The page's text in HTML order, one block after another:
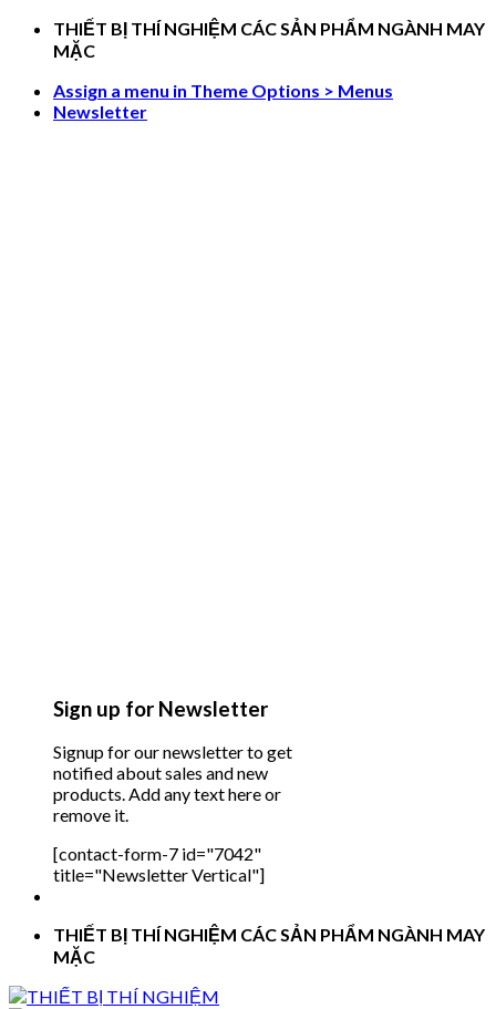
Skip
THIẾT BỊ THÍ NGHIỆM CÁC SẢN PHẨM NGÀNH MAY
MẶC
Assign a menu in Theme Options > Menus
Newsletter
Sign up for Newsletter
Signup for our newsletter to get
notified about sales and new
products. Add any text here or
remove it.
[contact-form-7 id="7042"
title="Newsletter Vertical"]
THIẾT BỊ THÍ NGHIỆM CÁC SẢN PHẨM NGÀNH MAY
MẶC